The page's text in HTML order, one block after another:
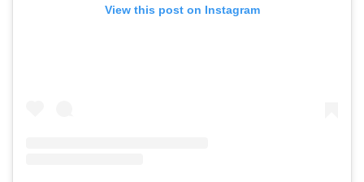
View this post on Instagram